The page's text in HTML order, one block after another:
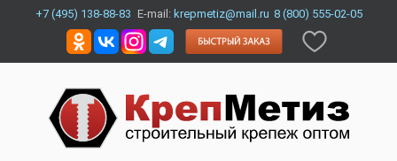
+7 (495) 138-88-83 E-mail: krepmetiz@mail.ru 8 (800) 555-02-05